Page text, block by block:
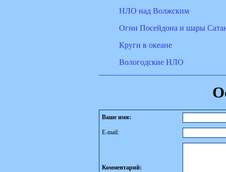
НЛО над Волжским
Огни Посейдона и шары
Круги в океане
Вологодские НЛО
Ваше имя:
E-mail:
Комментарий: